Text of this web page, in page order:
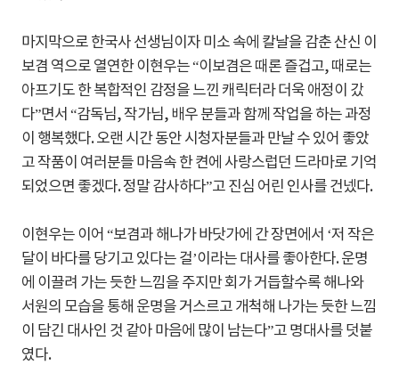
마지막으로 한국사 선생님이자 미소 속에 칼날을 감춘 산신 이
보겸 역으로 열연한 이현우는 “이보겸은 때론 즐겁고, 때로는
아프기도 한 복합적인 감정을 느낀 캐릭터라 더욱 애정이 갔
다”면서 “감독님, 작가님, 배우 분들과 함께 작업을 하는 과정
이 행복했다. 오랜 시간 동안 시청자분들과 만날 수 있어 좋았
고 작품이 여러분들 마음속 한 켠에 사랑스럽던 드라마로 기억
되었으면 좋겠다. 정말 감사하다”고 진심 어린 인사를 건넸다.
이현우는 이어 “보겸과 해나가 바닷가에 간 장면에서 ‘저 작은
달이 바다를 당기고 있다는 걸’이라는 대사를 좋아한다. 운명
에 이끌려 가는 듯한 느낌을 주지만 회가 거듭할수록 해나와
서원의 모습을 통해 운명을 거스르고 개척해 나가는 듯한 느낌
이 담긴 대사인 것 같아 마음에 많이 남는다”고 명대사를 덧붙
였다.